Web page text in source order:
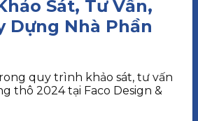
Sát, Tư Vấn,
Dựng Nhà Phần
quy trình khảo sát, tư vấn
thô 2024 tại Faco Design &